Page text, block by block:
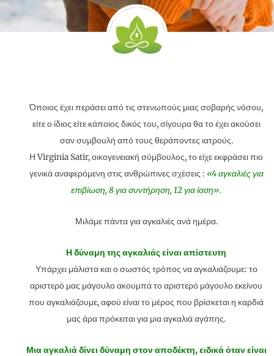
Όποιος έχει περάσει από τις στενωπούς μιας σοβαρής νόσου,
είτε ο ίδιος είτε κάποιος δικός του, σίγουρα θα το έχει ακούσει
σαν συμβουλή από τους θεράποντες ιατρούς.
Η Virginia Satir, οικογενειακή σύμβουλος, το είχε εκφράσει πιο
γενικά αναφερόμενη στις ανθρώπινες σχέσεις : «4 αγκαλιές για
επιβίωση, 8 για συντήρηση, 12 για ίαση».
Μιλάμε πάντα για αγκαλιές ανά ημέρα.
Η δύναμη της αγκαλιάς είναι απίστευτη
Υπάρχει μάλιστα και ο σωστός τρόπος να αγκαλιάζουμε: το
αριστερό μας μάγουλο ακουμπά το αριστερό μάγουλο εκείνου
που αγκαλιάζουμε, αφού είναι το μέρος που βρίσκεται η καρδιά
μας άρα πρόκειται για μια αγκαλιά αγάπης.
Μια αγκαλιά δίνει δύναμη στον αποδέκτη, ειδικά όταν είναι